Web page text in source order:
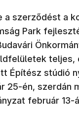
szerződést a
Park
teljes,
Építész stúdió
25-én, szerdán
február 13-